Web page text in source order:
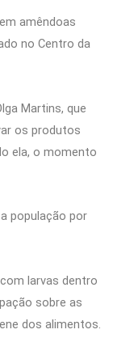
amêndoas
no Centro da
Martins, que
os produtos
ela, o momento
população por
larvas dentro
sobre as
dos alimentos.